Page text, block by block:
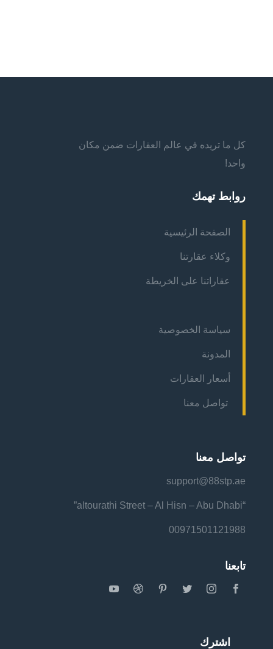
كل ما تريده في عالم العقارات ضمن مكان
واحد!
روابط تهمك
الصفحة الرئيسية
وكلاء عقارتنا
عقاراتنا على الخريطة
سياسة الخصوصية
المدونة
أسعار العقارات
تواصل معنا
تواصل معنا
support@88stp.ae
“altourathi Street – Al Hisn – Abu Dhabi”
00971501121988
تابعنا
اشترك